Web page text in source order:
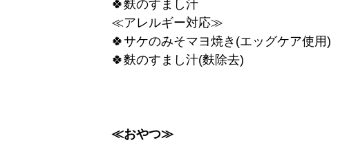
🍀麩のすまし汁
≪アレルギー対応≫
🍀サケのみそマヨ焼き(エッグケア使用)
🍀麩のすまし汁(麩除去)
≪おやつ≫